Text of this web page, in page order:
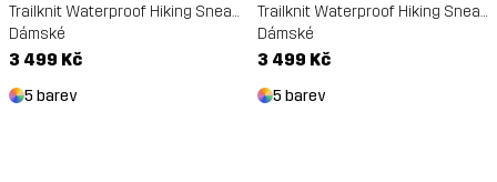
Trailknit Waterproof Hiking Sneakers
Dámské
3 499 Kč
5 barev
Trailknit Waterproof Hiking Sneakers
Dámské
3 499 Kč
5 barev